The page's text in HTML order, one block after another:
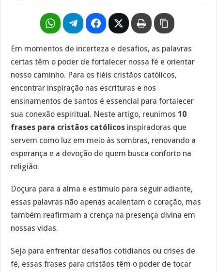
Em momentos de incerteza e desafios, as palavras
certas têm o poder de fortalecer nossa fé e orientar
nosso caminho. Para os fiéis cristãos católicos,
encontrar inspiração nas escrituras e nos
ensinamentos de santos é essencial para fortalecer
sua conexão espiritual. Neste artigo, reunimos10
frases para cristãos católicos inspiradoras que
servem como luz em meio às sombras, renovando a
esperança e a devoção de quem busca conforto na
religião.
Doçura para a alma e estímulo para seguir adiante,
essas palavras não apenas acalentam o coração, mas
também reafirmam a crença na presença divina em
nossas vidas.
Seja para enfrentar desafios cotidianos ou crises de
fé, essas frases para cristãos têm o poder de tocar